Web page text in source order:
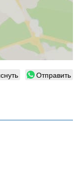
Отправить